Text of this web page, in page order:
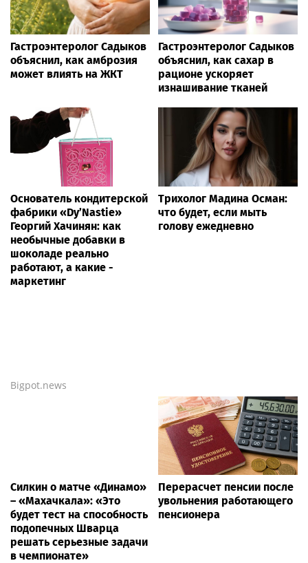
Гастроэнтеролог Садыков
объяснил, как амброзия
может влиять на ЖКТ
Гастроэнтеролог Садыков
объяснил, как сахар в
рационе ускоряет
изнашивание тканей
Основатель кондитерской
фабрики «Dy’Nastie»
Георгий Хачинян: как
необычные добавки в
шоколаде реально
работают, а какие -
маркетинг
Трихолог Мадина Осман:
что будет, если мыть
голову ежедневно
Bigpot.news
Силкин о матче «Динамо»
– «Махачкала»: «Это
будет тест на способность
подопечных Шварца
решать серьезные задачи
в чемпионате»
Перерасчет пенсии после
увольнения работающего
пенсионера